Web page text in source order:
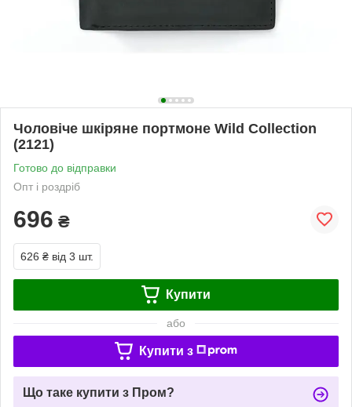
Чоловіче шкіряне портмоне Wild Collection
(2121)
Готово до відправки
Опт і роздріб
696 ₴
626 ₴ від 3 шт.
Купити
або
Купити з
Що таке купити з Пром?